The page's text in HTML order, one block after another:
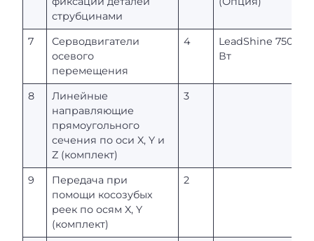
струбцинами
7
Серводвигатели
осевого
перемещения
4
LeadShine 750
Вт
8
Линейные
направляющие
прямоугольного
сечения по оси X, Y и
Z (комплект)
3
9
Передача при
помощи косозубых
реек по осям X, Y
(комплект)
2